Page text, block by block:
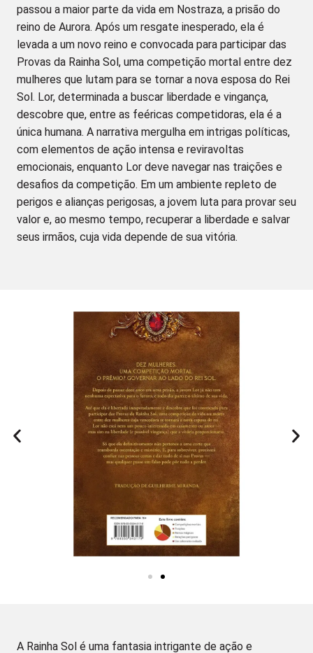
passou a maior parte da vida em Nostraza, a prisão do
reino de Aurora. Após um resgate inesperado, ela é
levada a um novo reino e convocada para participar das
Provas da Rainha Sol, uma competição mortal entre dez
mulheres que lutam para se tornar a nova esposa do Rei
Sol. Lor, determinada a buscar liberdade e vingança,
descobre que, entre as feéricas competidoras, ela é a
única humana. A narrativa mergulha em intrigas políticas,
com elementos de ação intensa e reviravoltas
emocionais, enquanto Lor deve navegar nas traições e
desafios da competição. Em um ambiente repleto de
perigos e alianças perigosas, a jovem luta para provar seu
valor e, ao mesmo tempo, recuperar a liberdade e salvar
seus irmãos, cuja vida depende de sua vitória.
A Rainha Sol é uma fantasia intrigante de ação e